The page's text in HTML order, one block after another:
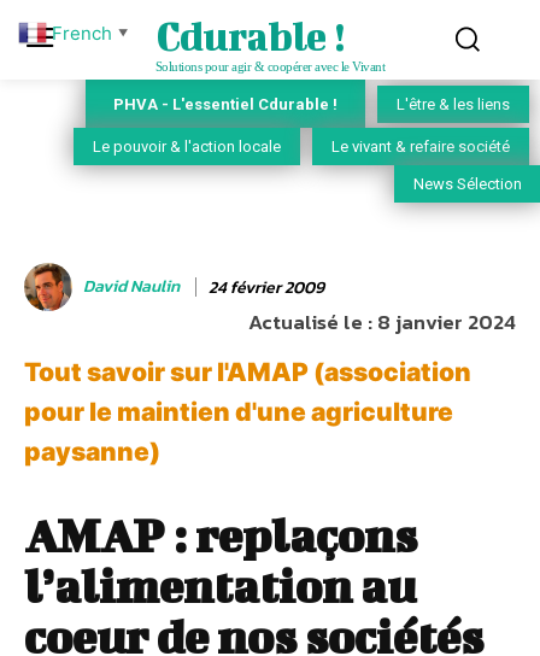
Cdurable !
Solutions pour agir & coopérer avec le Vivant
PHVA - L'essentiel Cdurable ! L'être & les liens
Le pouvoir & l'action locale Le vivant & refaire société
News Sélection
David Naulin 24 février 2009
Actualisé le :8 janvier 2024
Tout savoir sur l'AMAP (association
pour le maintien d'une agriculture
paysanne)
AMAP : replaçons
l’alimentation au
coeur de nos sociétés
French ▼